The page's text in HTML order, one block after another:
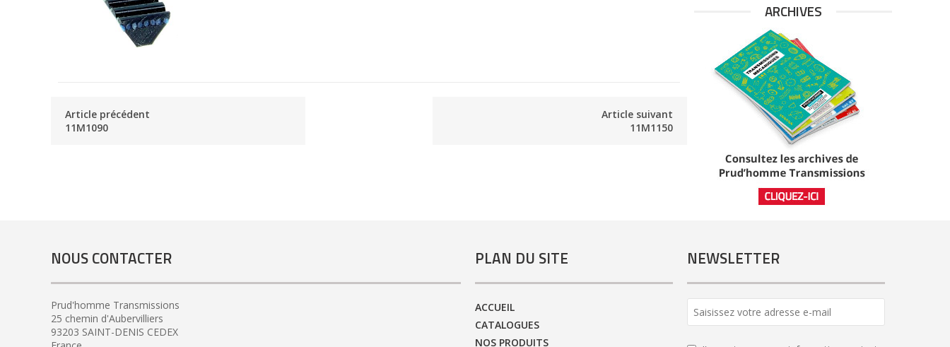
Article précédent
11M1090
Article suivant
11M1150
ARCHIVES
NOUS CONTACTER
Prud'homme Transmissions
25 chemin d'Aubervilliers
93203 SAINT-DENIS CEDEX
PLAN DU SITE
ACCUEIL
CATALOGUES
NOS PRODUITS
NEWSLETTER
Name *